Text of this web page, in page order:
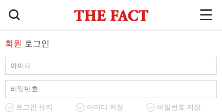
회원 로그인
로그인 유지 아이디 저장 비밀번호 저장